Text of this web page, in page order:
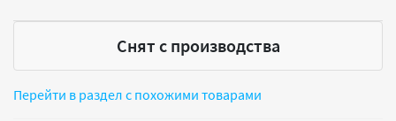
Снят с производства
Перейти в раздел с похожими товарами